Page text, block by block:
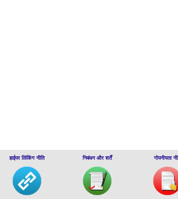
हाईपर लिंकिंग नीति निबंधन और शर्तें गोपनीयता